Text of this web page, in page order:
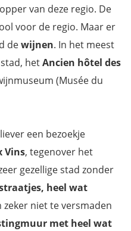
van deze regio. De
voor de regio. Maar er
dewijnen. In het meest
hetAncien hôtel des
(Musée du
een bezoekje
Vins, tegenover het
gezellige stad zonder
heel wat
zeker niet te versmaden
met heel wat